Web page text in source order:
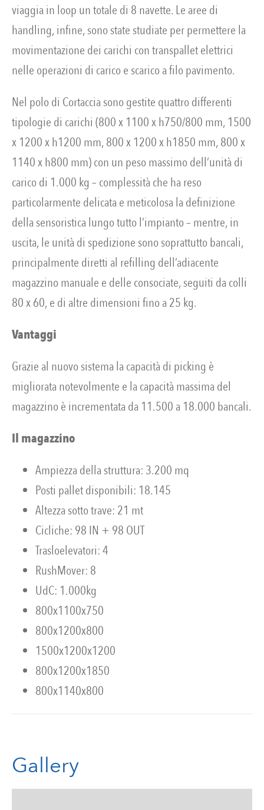
viaggia in loop un totale di 8 navette. Le aree di
handling, infine, sono state studiate per permettere la
movimentazione dei carichi con transpallet elettrici
nelle operazioni di carico e scarico a filo pavimento.
Nel polo di Cortaccia sono gestite quattro differenti
tipologie di carichi (800 x 1100 x h750/800 mm, 1500
x 1200 x h1200 mm, 800 x 1200 x h1850 mm, 800 x
1140 x h800 mm) con un peso massimo dell’unità di
carico di 1.000 kg – complessità che ha reso
particolarmente delicata e meticolosa la definizione
della sensoristica lungo tutto l’impianto – mentre, in
uscita, le unità di spedizione sono soprattutto bancali,
principalmente diretti al refilling dell’adiacente
magazzino manuale e delle consociate, seguiti da colli
80 x 60, e di altre dimensioni fino a 25 kg.
Vantaggi
Grazie al nuovo sistema la capacità di picking è
migliorata notevolmente e la capacità massima del
magazzino è incrementata da 11.500 a 18.000 bancali.
Il magazzino
Ampiezza della struttura: 3.200 mq
Posti pallet disponibili: 18.145
Altezza sotto trave: 21 mt
Cicliche: 98 IN + 98 OUT
Trasloelevatori: 4
RushMover: 8
UdC: 1.000kg
800x1100x750
800x1200x800
1500x1200x1200
800x1200x1850
800x1140x800
Gallery